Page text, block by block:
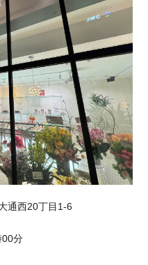
通西20丁目1-6
00分